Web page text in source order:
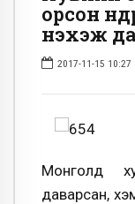
орсон
нэхэж
2017-11-15 10:27
Монголд
даварсан,